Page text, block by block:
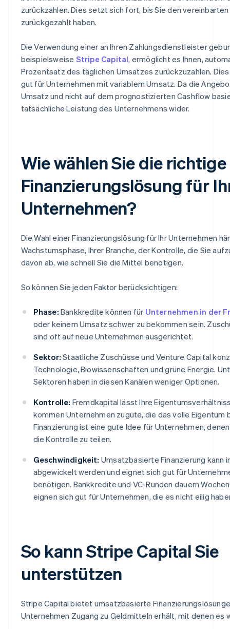
zurückzahlen. Dies setzt sich fort, bis Sie den
zurückgezahlt haben.
Die Verwendung einer an Ihren Zahlungsdienstleister
beispielsweise Stripe Capital, ermöglicht es Ihnen,
Prozentsatz des täglichen Umsatzes zurückzuzahlen.
gut für Unternehmen mit variablem Umsatz. Da die
Umsatz und nicht auf dem prognostizierten Cashflow
tatsächliche Leistung des Unternehmens wider.
Wie wählen Sie die richtige
Finanzierungslösung für
Unternehmen?
Die Wahl einer Finanzierungslösung für Ihr Unternehmen
Wachstumsphase, Ihrer Branche, der Kontrolle, die Sie
davon ab, wie schnell Sie die Mittel benötigen.
So können Sie jeden Faktor berücksichtigen:
Phase: Bankkredite können für Unternehmen in der
oder keinem Umsatz schwer zu bekommen sein.
sind oft auf neue Unternehmen ausgerichtet.
Sektor: Staatliche Zuschüsse und Venture Capital
Technologie, Biowissenschaften und grüne Energie.
Sektoren haben in diesen Kanälen weniger Optionen.
Kontrolle: Fremdkapital lässt Ihre
kommen Unternehmen zugute, die das volle Eigentum
Finanzierung ist eine gute Idee für Unternehmen,
die Kontrolle zu teilen.
Geschwindigkeit: Umsatzbasierte Finanzierung kann
abgewickelt werden und eignet sich gut für
benötigen. Bankkredite und VC-Runden dauern
eignen sich gut für Unternehmen, die es nicht eilig
So kann Stripe Capital Sie
unterstützen
Stripe Capital bietet umsatzbasierte
Unternehmen Zugang zu Geldmitteln erhält, mit denen es